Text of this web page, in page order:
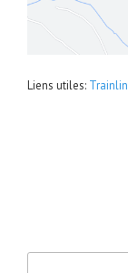
Liens utiles: